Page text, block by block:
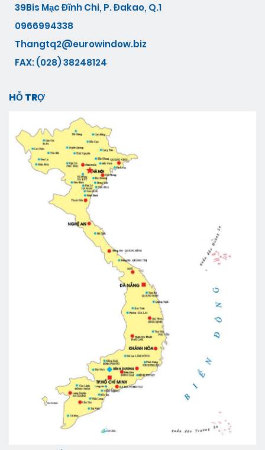
39Bis Mạc Đĩnh Chi, P. Đakao, Q.1
0966994338
Thangtq2@eurowindow.biz
FAX: (028) 38248124
HỖ TRỢ